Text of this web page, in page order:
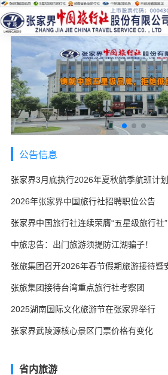
公告信息
张家界3月底执行2026年夏秋航季航班计划
2026年张家界中国旅行社招聘职位公告
张家界中国旅行社连续荣膺“五星级旅行社”
中旅忠告：出门旅游须提防江湖骗子！
张旅集团接待台湾重点旅行社考察团
2025湖南国际文化旅游节在张家界举行
张家界武陵源核心景区门票价格有变化
省内旅游